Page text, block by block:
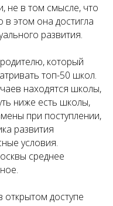
не в том смысле, что
в этом она достигла
развития.
который
топ-50 школ.
находятся школы,
ниже есть школы,
при поступлении,
развития
условия.
среднее
доступе